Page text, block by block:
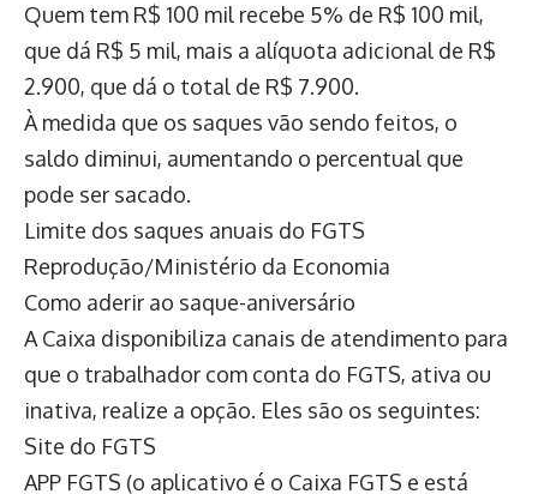
Quem tem R$ 100 mil recebe 5% de R$ 100 mil,
que dá R$ 5 mil, mais a alíquota adicional de R$
2.900, que dá o total de R$ 7.900.
À medida que os saques vão sendo feitos, o
saldo diminui, aumentando o percentual que
pode ser sacado.
Limite dos saques anuais do FGTS
Reprodução/Ministério da Economia
Como aderir ao saque-aniversário
A Caixa disponibiliza canais de atendimento para
que o trabalhador com conta do FGTS, ativa ou
inativa, realize a opção. Eles são os seguintes:
Site do FGTS
APP FGTS (o aplicativo é o Caixa FGTS e está